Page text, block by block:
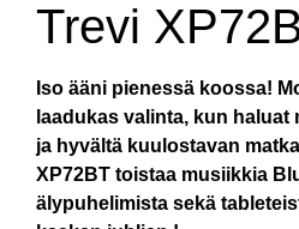
Trevi
Iso ääni pienessä koossa!
laadukas valinta, kun haluat
ja hyvältä kuulostavan
XP72BT toistaa musiikkia
älypuhelimista sekä